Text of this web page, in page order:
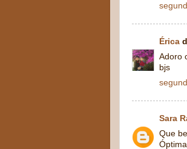
Érica
Adoro
bjs
Sara
Que